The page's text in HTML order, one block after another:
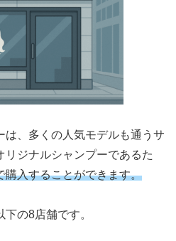
は、多くの人気モデルも通うサ
リジナルシャンプーであるた
購入することができます。
の8店舗です。